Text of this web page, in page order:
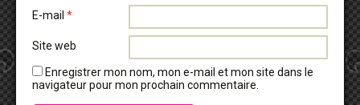
E-mail *
Site web
Enregistrer mon nom, mon e-mail et mon site dans le
navigateur pour mon prochain commentaire.